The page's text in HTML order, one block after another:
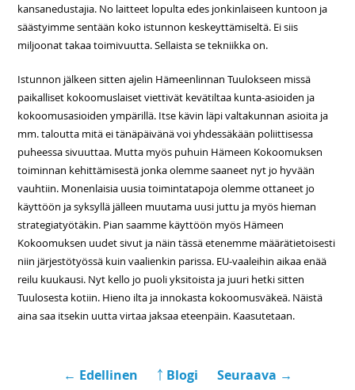
kansanedustajia. No laitteet lopulta edes jonkinlaiseen kuntoon ja
säästyimme sentään koko istunnon keskeyttämiseltä. Ei siis
miljoonat takaa toimivuutta. Sellaista se tekniikka on.
Istunnon jälkeen sitten ajelin Hämeenlinnan Tuulokseen missä
paikalliset kokoomuslaiset viettivät kevätiltaa kunta-asioiden ja
kokoomusasioiden ympärillä. Itse kävin läpi valtakunnan asioita ja
mm. taloutta mitä ei tänäpäivänä voi yhdessäkään poliittisessa
puheessa sivuuttaa. Mutta myös puhuin Hämeen Kokoomuksen
toiminnan kehittämisestä jonka olemme saaneet nyt jo hyvään
vauhtiin. Monenlaisia uusia toimintatapoja olemme ottaneet jo
käyttöön ja syksyllä jälleen muutama uusi juttu ja myös hieman
strategiatyötäkin. Pian saamme käyttöön myös Hämeen
Kokoomuksen uudet sivut ja näin tässä etenemme määrätietoisesti
niin järjestötyössä kuin vaalienkin parissa. EU-vaaleihin aikaa enää
reilu kuukausi. Nyt kello jo puoli yksitoista ja juuri hetki sitten
Tuulosesta kotiin. Hieno ilta ja innokasta kokoomusväkeä. Näistä
aina saa itsekin uutta virtaa jaksaa eteenpäin. Kaasutetaan.
← Edellinen ￪ Blogi Seuraava →